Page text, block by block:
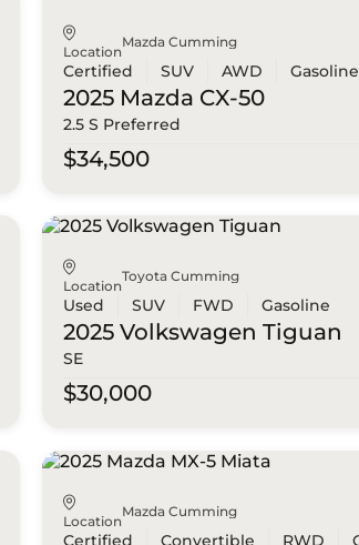
Location
Mazda Cumming
Certified SUV AWD Gasoline
2025 Mazda CX-50
2.5 S Preferred
$34,500
Location
Toyota Cumming
Used SUV FWD Gasoline
2025 Volkswagen Tiguan
SE
$30,000
Location
Mazda Cumming
Certified Convertible RWD